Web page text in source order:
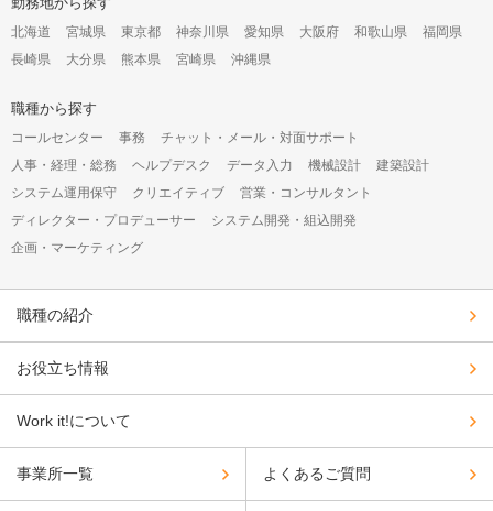
ン
構
成
オ
シ
ン
北海道 宮城県 東京都 神奈川県 愛知県 大阪府 和歌山県
福岡県
長崎県
大分県 熊本県 宮崎県 沖縄県
職種から探す
コールセンター 事務
チャット・メール・対面サポート
人事・経理・総務
ヘルプデスク データ入力 機械設計
建築設計
システム運用保守
クリエイティブ
営業・コンサルタント
ディレクター・プロデューサー
システム開発・組込開発
企画・マーケティング
職種の紹介
お役立ち情報
Work it!について
事業所一覧 よくあるご質問